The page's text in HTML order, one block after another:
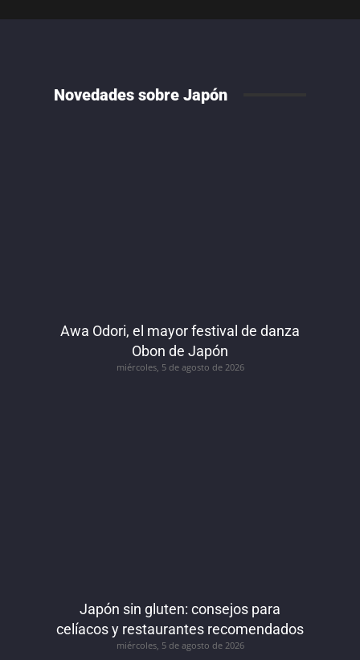
Novedades sobre Japón
Awa Odori, el mayor festival de danza
Obon de Japón
miércoles, 5 de agosto de 2026
Japón sin gluten: consejos para
celíacos y restaurantes recomendados
miércoles, 5 de agosto de 2026